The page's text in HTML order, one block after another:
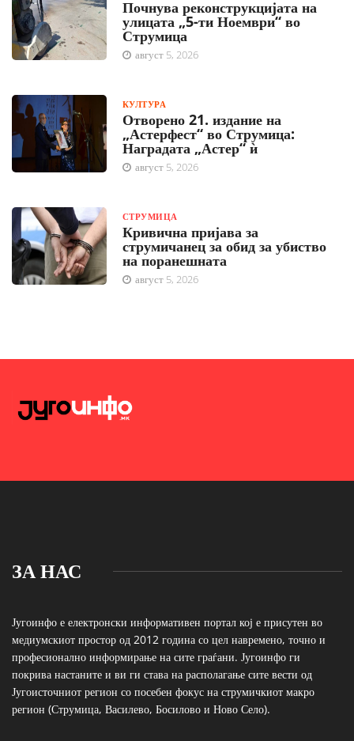
Почнува реконструкцијата на
улицата „5-ти Ноември“ во
Струмица
август 5, 2026
КУЛТУРА
Отворено 21. издание на
„Астерфест“ во Струмица:
Наградата „Астер“ ѝ
август 5, 2026
СТРУМИЦА
Кривична пријава за
струмичанец за обид за убиство
на поранешната
август 5, 2026
ЗА НАС
Југоинфо е електронски информативен портал кој е присутен во
медиумскиот простор од 2012 година со цел навремено, точно и
професионално информирање на сите граѓани. Југоинфо ги
покрива настаните и ви ги става на располагање сите вести од
Југоисточниот регион со посебен фокус на струмичкиот макро
регион (Струмица, Василево, Босилово и Ново Село).